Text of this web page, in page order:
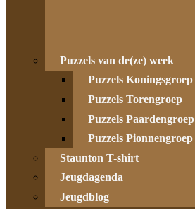
Puzzels van de(ze) week
Puzzels Koningsgroep
Puzzels Torengroep
Puzzels Paardengroep
Puzzels Pionnengroep
Staunton T-shirt
Jeugdagenda
Jeugdblog